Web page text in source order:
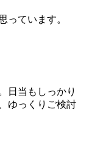
っています。
日当もしっかり
ゆっくりご検討